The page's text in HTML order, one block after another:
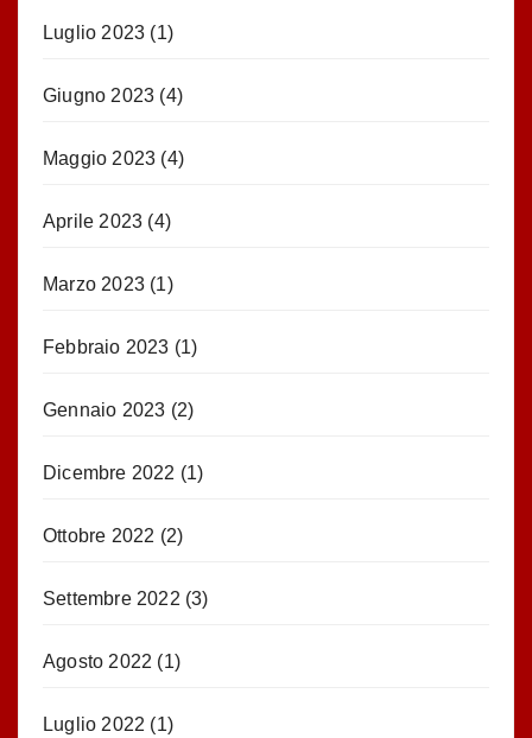
Luglio 2023 (1)
Giugno 2023 (4)
Maggio 2023 (4)
Aprile 2023 (4)
Marzo 2023 (1)
Febbraio 2023 (1)
Gennaio 2023 (2)
Dicembre 2022 (1)
Ottobre 2022 (2)
Settembre 2022 (3)
Agosto 2022 (1)
Luglio 2022 (1)